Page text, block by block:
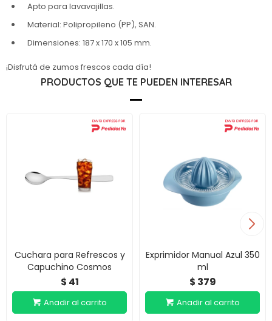
Apto para lavavajillas.
Material: Polipropileno (PP), SAN.
Dimensiones: 187 x 170 x 105 mm.
¡Disfrutá de zumos frescos cada día!
PRODUCTOS QUE TE PUEDEN INTERESAR
Cuchara para Refrescos y
Capuchino Cosmos
$ 41
Exprimidor Manual Azul 350
ml
$ 379